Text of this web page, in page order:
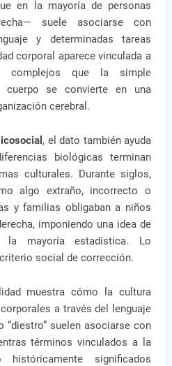
en la mayoría de personas
suele asociarse con
y determinadas tareas
corporal aparece vinculada a
complejos que la simple
cuerpo se convierte en una
cerebral.
, el dato también ayuda
biológicas terminan
culturales. Durante siglos,
algo extraño, incorrecto o
y familias obligaban a niños
imponiendo una idea de
la mayoría estadística. Lo
social de corrección.
muestra cómo la cultura
a través del lenguaje
“diestro” suelen asociarse con
términos vinculados a la
históricamente significados